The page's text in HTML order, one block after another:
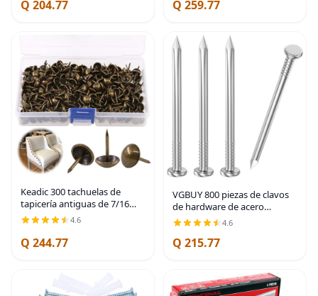
espigas, clavos largos
Q 204.77
decoración de
Q 259.77
Keadic 300 tachuelas de
tapicería antiguas de 7/16
pulgadas, pasadores de
bronce para muebles,
pasadores de presión para
pulgar, tachuelas de cabeza
4.6
Q 244.77
VGBUY 800 piezas de clavos
de hardware de acero
inoxidable - clavos de 1
pulgada de cabeza plana
para colgar cuadros, acabado
4.6
Q 215.77